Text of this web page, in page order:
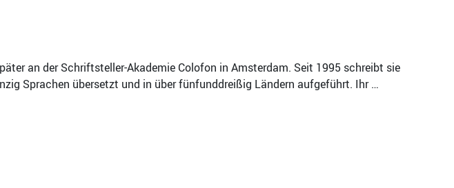
an der Schriftsteller-Akademie Colofon in Amsterdam. Seit 1995 schreibt sie
Sprachen übersetzt und in über fünfunddreißig Ländern aufgeführt. Ihr …